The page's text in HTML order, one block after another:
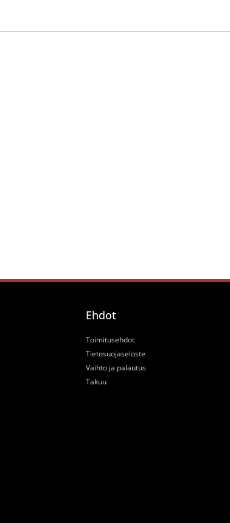
Ehdot
Toimitusehdot
Tietosuojaseloste
Vaihto ja palautus
Takuu